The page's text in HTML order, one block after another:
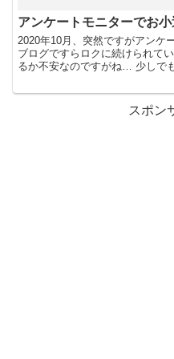
アンケートモニターでお
2020年10月、突然ですがアンケ
ブログですらロクに続けられて
るか不安なのですがね… 少しで
スポン